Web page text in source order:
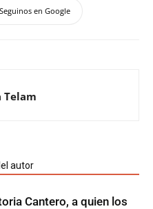
en Google
Telam
autor
Cantero, a quien los